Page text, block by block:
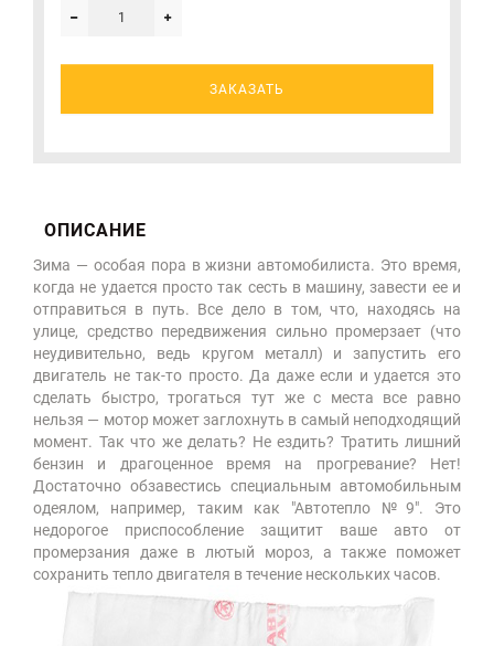
ЗАКАЗАТЬ
ОПИСАНИЕ
Зима — особая пора в жизни автомобилиста. Это время,
когда не удается просто так сесть в машину, завести ее и
отправиться в путь. Все дело в том, что, находясь на
улице, средство передвижения сильно промерзает (что
неудивительно, ведь кругом металл) и запустить его
двигатель не так-то просто. Да даже если и удается это
сделать быстро, трогаться тут же с места все равно
нельзя — мотор может заглохнуть в самый неподходящий
момент. Так что же делать? Не ездить? Тратить лишний
бензин и драгоценное время на прогревание? Нет!
Достаточно обзавестись специальным автомобильным
одеялом, например, таким как "Автотепло №9". Это
недорогое приспособление защитит ваше авто от
промерзания даже в лютый мороз, а также поможет
сохранить тепло двигателя в течение нескольких часов.